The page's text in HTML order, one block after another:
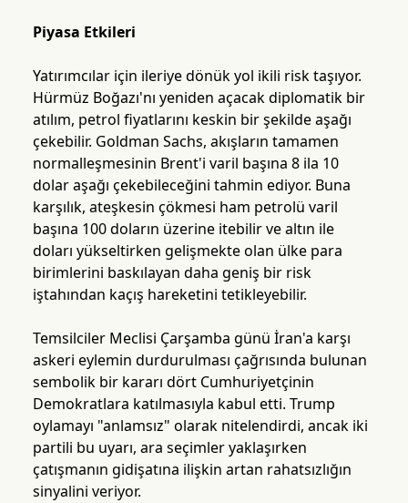
Piyasa Etkileri
Yatırımcılar için ileriye dönük yol ikili risk taşıyor.
Hürmüz Boğazı'nı yeniden açacak diplomatik bir
atılım, petrol fiyatlarını keskin bir şekilde aşağı
çekebilir. Goldman Sachs, akışların tamamen
normalleşmesinin Brent'i varil başına 8 ila 10
dolar aşağı çekebileceğini tahmin ediyor. Buna
karşılık, ateşkesin çökmesi ham petrolü varil
başına 100 doların üzerine itebilir ve altın ile
doları yükseltirken gelişmekte olan ülke para
birimlerini baskılayan daha geniş bir risk
iştahından kaçış hareketini tetikleyebilir.
Temsilciler Meclisi Çarşamba günü İran'a karşı
askeri eylemin durdurulması çağrısında bulunan
sembolik bir kararı dört Cumhuriyetçinin
Demokratlara katılmasıyla kabul etti. Trump
oylamayı "anlamsız" olarak nitelendirdi, ancak iki
partili bu uyarı, ara seçimler yaklaşırken
çatışmanın gidişatına ilişkin artan rahatsızlığın
sinyalini veriyor.